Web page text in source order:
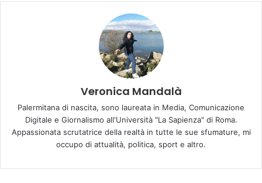
Veronica Mandalà
Palermitana di nascita, sono laureata in Media, Comunicazione
Digitale e Giornalismo all'Università "La Sapienza" di Roma.
Appassionata scrutatrice della realtà in tutte le sue sfumature, mi
occupo di attualità, politica, sport e altro.